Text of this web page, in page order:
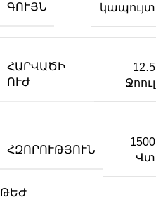
ԳՈՒՅՆ կապույտ
ՀԱՐՎԱԾԻ
ՈՒԺ
12․5
Ջոուլ
ՀԶՈՐՈՒԹՅՈՒՆ
1500
Վտ
ԹԵԺ